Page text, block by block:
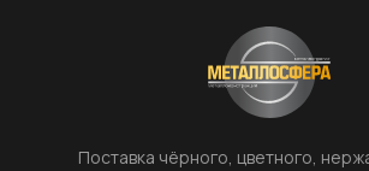
Поставка чёрного, цветного,